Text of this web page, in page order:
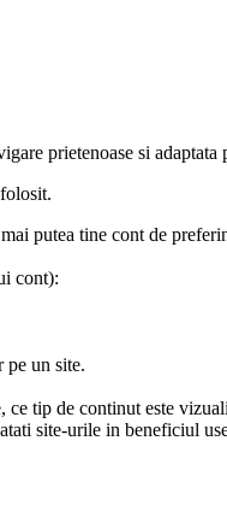
prietenoase si
putea tine cont de
cont):
pe un site.
tip de continut este
site-urile in beneficiul